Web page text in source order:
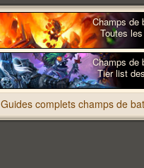
Champs de
Toutes
Champs de
Tier list
Guides complets champs de